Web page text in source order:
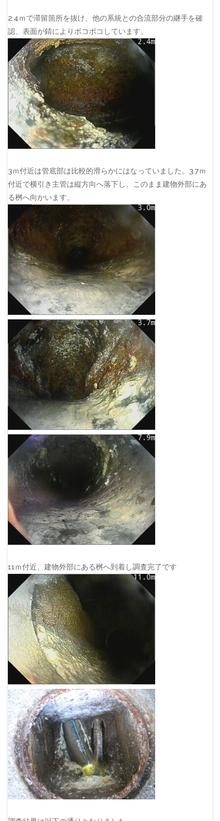
2.4ｍで滞留箇所を抜け、他の系統との合流部分の継手を確
認、表面が錆によりボコボコしています。
3ｍ付近は管底部は比較的滑らかにはなっていました。3.7ｍ
付近で横引き主管は縦方向へ落下し、このまま建物外部にあ
る桝へ向かいます。
11ｍ付近、建物外部にある桝へ到着し調査完了です